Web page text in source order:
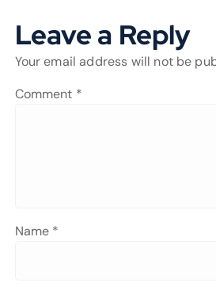
Leave a Reply
Your email address will not be
Comment *
Name *